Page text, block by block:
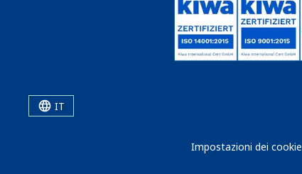
IT
Impostazioni dei cookie